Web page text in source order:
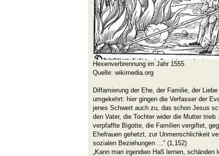
Hexenverbrennung im Jahr 1555
Quelle: wikimedia.org
Diffamierung der Ehe, der Familie, der
umgekehrt: hier gingen die Verfasser der
jenes Schwert auch zu, das schon Jesus
den Vater, die Tochter wider die Mutter
verpfaffte Bigotte, die Familien vergiftet,
Ehefrauen gehetzt, zur Unmenschlichkeit
sozialen Beziehungen …“ (1,152)
„Kann man irgendwo Haß lernen,